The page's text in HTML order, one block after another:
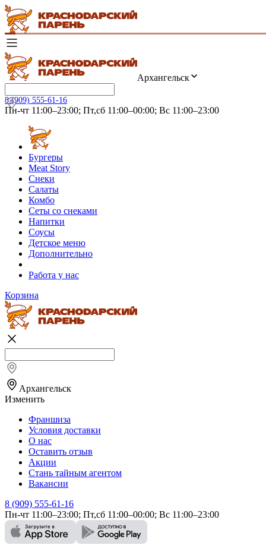
Архангельск
8 (909) 555-61-16
Пн-чт 11:00–23:00; Пт,сб 11:00–00:00; Вс 11:00–23:00
Бургеры
Meat Story
Снеки
Салаты
Комбо
Сеты со снеками
Напитки
Соусы
Детское меню
Дополнительно
Работа у нас
Корзина
Архангельск
Изменить
Франшиза
Условия доставки
О нас
Оставить отзыв
Акции
Стань тайным агентом
Вакансии
8 (909) 555-61-16
Пн-чт 11:00–23:00; Пт,сб 11:00–00:00; Вс 11:00–23:00